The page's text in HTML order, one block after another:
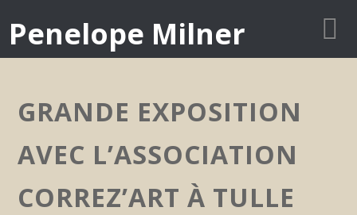
Penelope Milner
GRANDE EXPOSITION
AVEC L’ASSOCIATION
CORREZ’ART À TULLE